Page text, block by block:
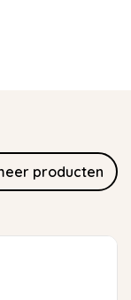
producten